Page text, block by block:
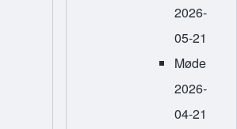
2026-
05-21
Møde
2026-
04-21